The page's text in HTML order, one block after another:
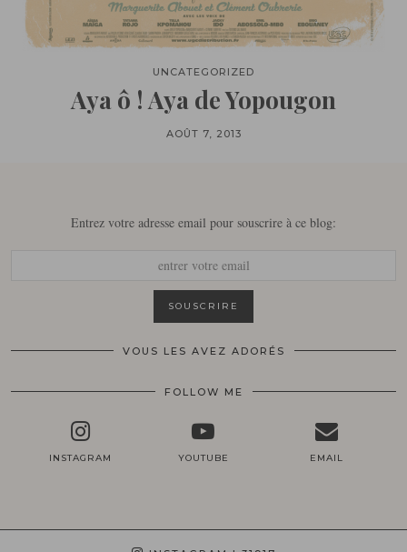
UNCATEGORIZED
Aya ô ! Aya de Yopougon
AOÛT 7, 2013
Entrez votre adresse email pour souscrire à ce blog:
VOUS LES AVEZ ADORÉS
FOLLOW ME
INSTAGRAM YOUTUBE EMAIL